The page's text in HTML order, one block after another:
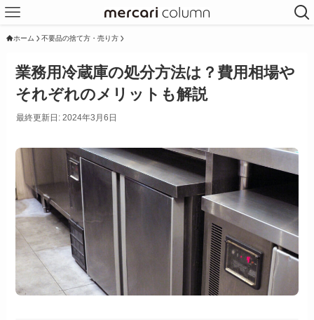
ホーム 不要品の捨て方・売り方
業務用冷蔵庫の処分方法は？費用相場や
それぞれのメリットも解説
最終更新日: 2024年3月6日